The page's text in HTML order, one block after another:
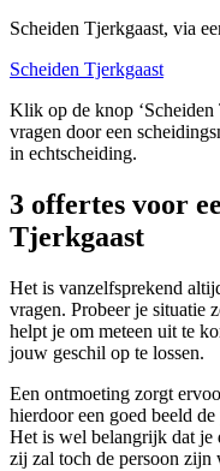
Scheiden Tjerkgaast, via
Scheiden Tjerkgaast
Klik op de knop ‘Scheiden
vragen door een
in echtscheiding.
3 offertes voor
Tjerkgaast
Het is vanzelfsprekend
vragen. Probeer je situatie
helpt je om meteen uit te
jouw geschil op te lossen.
Een ontmoeting zorgt
hierdoor een goed beeld
Het is wel belangrijk dat je
zij zal toch de persoon zijn